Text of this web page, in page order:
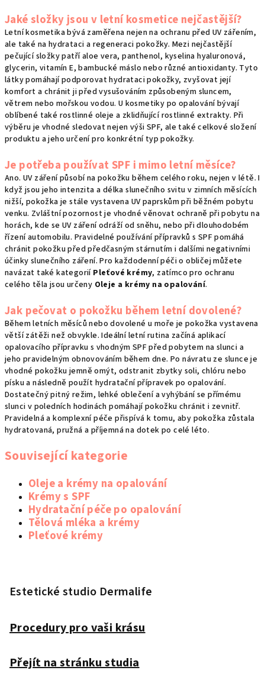
Jaké složky jsou v letní kosmetice nejčastější?
Letní kosmetika bývá zaměřena nejen na ochranu před UV zářením,
ale také na hydrataci a regeneraci pokožky. Mezi nejčastější
pečující složky patří aloe vera, panthenol, kyselina hyaluronová,
glycerin, vitamín E, bambucké máslo nebo různé antioxidanty. Tyto
látky pomáhají podporovat hydrataci pokožky, zvyšovat její
komfort a chránit ji před vysušováním způsobeným sluncem,
větrem nebo mořskou vodou. U kosmetiky po opalování bývají
oblíbené také rostlinné oleje a zklidňující rostlinné extrakty. Při
výběru je vhodné sledovat nejen výši SPF, ale také celkové složení
produktu a jeho určení pro konkrétní typ pokožky.
Je potřeba používat SPF i mimo letní měsíce?
Ano. UV záření působí na pokožku během celého roku, nejen v létě. I
když jsou jeho intenzita a délka slunečního svitu v zimních měsících
nižší, pokožka je stále vystavena UV paprskům při běžném pobytu
venku. Zvláštní pozornost je vhodné věnovat ochraně při pobytu na
horách, kde se UV záření odráží od sněhu, nebo při dlouhodobém
řízení automobilu. Pravidelné používání přípravků s SPF pomáhá
chránit pokožku před předčasným stárnutím i dalšími negativními
účinky slunečního záření. Pro každodenní péči o obličej můžete
navázat také kategorií Pleťové krémy, zatímco pro ochranu
celého těla jsou určeny Oleje a krémy na opalování.
Jak pečovat o pokožku během letní dovolené?
Během letních měsíců nebo dovolené u moře je pokožka vystavena
větší zátěži než obvykle. Ideální letní rutina začíná aplikací
opalovacího přípravku s vhodným SPF před pobytem na slunci a
jeho pravidelným obnovováním během dne. Po návratu ze slunce je
vhodné pokožku jemně omýt, odstranit zbytky soli, chlóru nebo
písku a následně použít hydratační přípravek po opalování.
Dostatečný pitný režim, lehké oblečení a vyhýbání se přímému
slunci v poledních hodinách pomáhají pokožku chránit i zevnitř.
Pravidelná a komplexní péče přispívá k tomu, aby pokožka zůstala
hydratovaná, pružná a příjemná na dotek po celé léto.
Související kategorie
Oleje a krémy na opalování
Krémy s SPF
Hydratační péče po opalování
Tělová mléka a krémy
Pleťové krémy
Estetické studio Dermalife
Procedury pro vaši krásu
Přejít na stránku studia